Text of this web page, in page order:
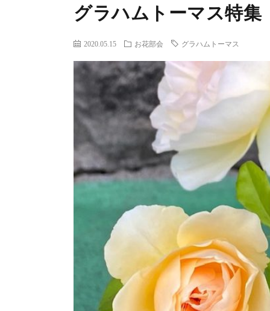
グラハムトーマス特集
2020.05.15 お花部会 グラハムトーマス